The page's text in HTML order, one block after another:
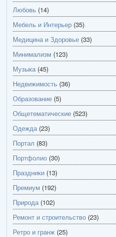
Любовь (14)
Мебель и Интерьер (35)
Медицина и Здоровье (33)
Минимализм (123)
Музыка(45)
Недвижимость (36)
Образование (5)
Общетематические (523)
Одежда(23)
Портал (83)
Портфолио (30)
Праздники (13)
Премиум (192)
Природа(102)
Ремонт и строительство (23)
Ретро и гранж (25)